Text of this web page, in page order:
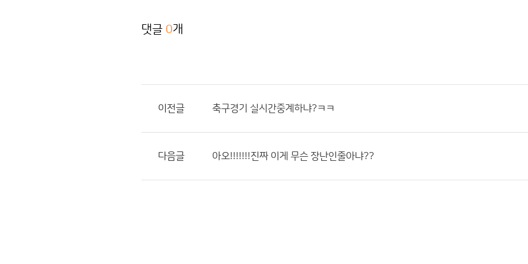
댓글 0개
이전글 축구경기 실시간중계하냐?ㅋㅋ
다음글 아오!!!!!!!진짜 이게 무슨 장난인줄아냐??